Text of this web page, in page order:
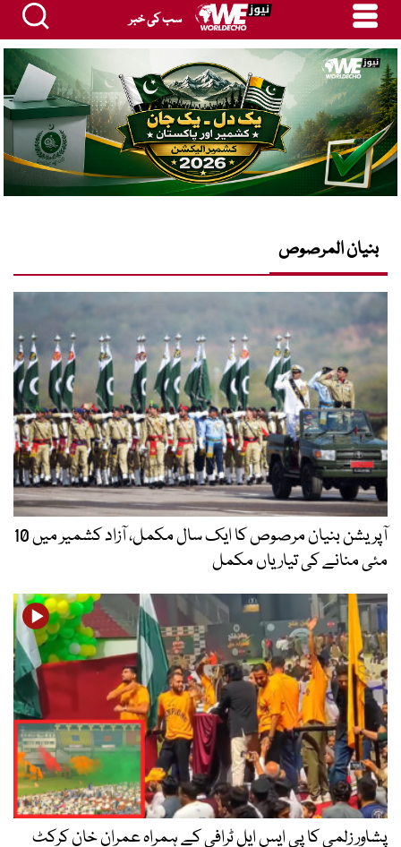
سب کی خبر
بنیان المرصوص
آپریشن بنیان مرصوص کا ایک سال مکمل، آزاد کشمیر میں 10
مئی منانے کی تیاریاں مکمل
پشاور زلمی کا پی ایس ایل ٹرافی کے ہمراہ عمران خان کرکٹ